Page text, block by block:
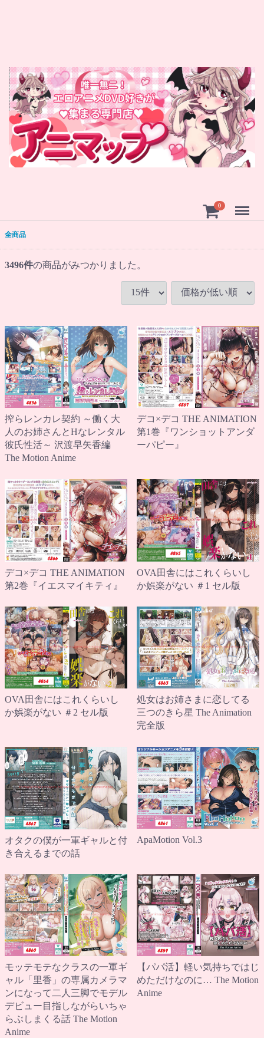
0 Menu
全商品
3496件の商品がみつかりました。
搾らレンカレ契約 ～働く大
人のお姉さんとHなレンタル
彼氏性活～ 沢渡早矢香編
The Motion Anime
デコ×デコ THE ANIMATION
第1巻『ワンショットアンダ
ーパピー』
デコ×デコ THE ANIMATION
第2巻『イエスマイキティ』
OVA田舎にはこれくらいし
か娯楽がない ＃1 セル版
OVA田舎にはこれくらいし
か娯楽がない ＃2 セル版
処女はお姉さまに恋してる
三つのきら星 The Animation
完全版
オタクの僕が一軍ギャルと付
き合えるまでの話
ApaMotion Vol.3
モッテモテなクラスの一軍ギ
ャル「里香」の専属カメラマ
ンになって二人三脚でモデル
デビュー目指しながらいちゃ
らぶしまくる話 The Motion
Anime
【パパ活】軽い気持ちではじ
めただけなのに… The Motion
Anime